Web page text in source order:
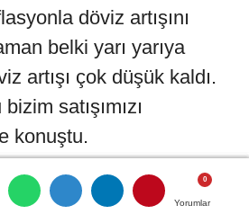
Yorumlar
Yorumlar
Yorumlar
Yorumlar
döviz artışını
belki yarı yarıya
artışı çok düşük kaldı.
satışımızı
konuştu.
KÜÇÜK ÖLÇEKLİ